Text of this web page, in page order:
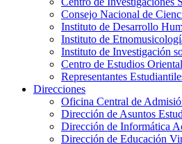
Consejo Nacional de
Instituto de Desarrollo
Instituto de
Instituto de Investigación
Centro de Estudios
Representantes
Direcciones
Oficina Central de
Dirección de Asuntos
Dirección de Informática
Dirección de Educación